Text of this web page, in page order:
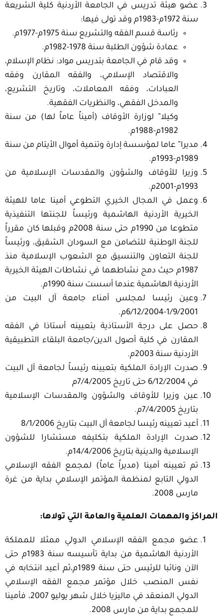
عضو هيئة تدريس في الجامعة الأردنية كلية الشريعة
سنة 1972م-1983م وقد تولى فيها:
رئاسة قسم الفقه والتشريع سنة 1975م-1977م.
عمادة شؤون الطلبة سنة 1978-1982م.
وقد قام في الجامعة بتدريس مواد: نظام الإسلام،
والاقتصاد الإسلامي، والفقه المقارن وفقه
العبادات، وفقه المعاملات، وتاريخ التشريع،
والمدخل الفقهي، والنظريات الفقهية.
وكيلا” لوزارة الأوقاف (أميناً عاماً لها) من سنة
1982م-1988م.
مديرا” عاما لمؤسسة إدارة وتنمية أموال الأيتام من سنة
1989م-1993م.
وزيرا للأوقاف والشؤون والمقدسات الإسلامية من
1993م-2001م.
وعمل في المجال الخيري التطوعي أمينا عاما للهيئة
الخيرية الأردنية الهاشمية ورئيساً للجنتها التنفيذية
متطوعا من 1990م حتى سنة 2008م وقبلها كان مقرراً
للجنة الوطنية للتضامن مع السودان الشقيق، ورئيساً
للجنة التعاون والتنسيق مع الشعوب الإسلامية منذ
1987م حيث دمج نشاطهما في نشاطات الهيئة الخيرية
الأردنية الهاشمية عندما أسست سنة 1990م.
وعين رئيسا لمجلس أمناء جامعة آل البيت من
1/9/2001-6/12/2004م.
حصل على درجة الأستاذية بتعيينه أستاذا في الفقه
المقارن في كلية أصول الدين/جامعة البلقاء التطبيقية
الأردنية سنة 2003م.
صدرت الإرادة الملكية بتعيينه رئيساً لجامعة آل البيت
في 6/12/2004 حتى تاريخ 7/4/2005م
عين وزيرا للأوقاف والشؤون والمقدسات الإسلامية
بتاريخ 7/4/2005م.
أعيد تعيينه رئيسا لجامعة آل البيت بتاريخ 8/1/2006
صدرت الإرادة الملكية بتكليفه مستشارا للشؤون
الإسلامية والدينية بتاريخ 14/4/2006م.
تم تعيينه أمينا (مديراً عاماً) لمجمع الفقه الإسلامي
الدولي التابع لمنظمة المؤتمر الإسلامي بداية من غرة
مارس 2008.
المراكز والمهمات العلمية والعامة التي تولاها:
عضو مجمع الفقه الإسلامي الدولي ممثلا للمملكة
الأردنية الهاشمية من بداية تأسيسه سنة 1983م حتى
الآن ونائبا للرئيس حتى سنة 1989م،ثم أعيد انتخابه في
نفس المنصب خلال مؤتمر مجمع الفقه الإسلامي
الدولي المنعقد في ماليزيا خلال شهر يوليو 2007، فأمينا
للمجمع بداية من مارس 2008.